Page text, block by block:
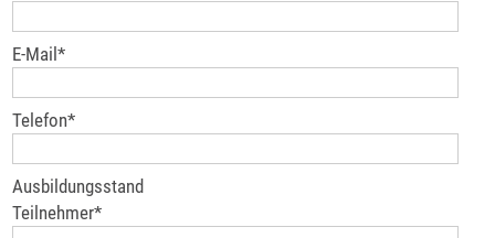
E-Mail*
Telefon*
Ausbildungsstand
Teilnehmer*